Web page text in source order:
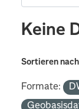
Keine
Sortieren nach
Formate: